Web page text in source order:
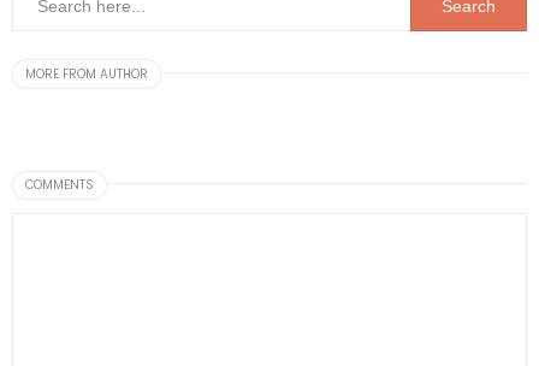
MORE FROM AUTHOR
COMMENTS